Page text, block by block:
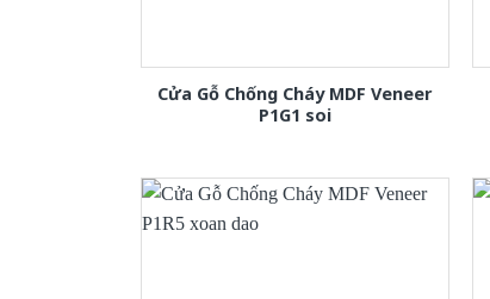
Cửa Gỗ Chống Cháy MDF Veneer
P1G1 soi